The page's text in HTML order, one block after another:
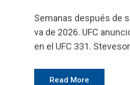
Semanas después de
va de 2026. UFC
en el UFC 331.
Read More